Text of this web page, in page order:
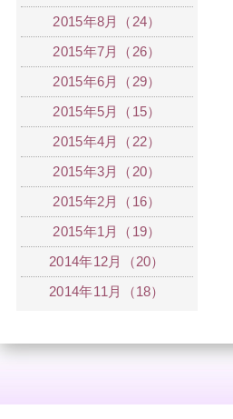
2015年8月（24）
2015年7月（26）
2015年6月（29）
2015年5月（15）
2015年4月（22）
2015年3月（20）
2015年2月（16）
2015年1月（19）
2014年12月（20）
2014年11月（18）